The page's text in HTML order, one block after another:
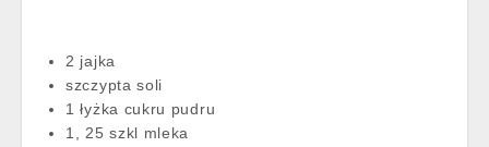
2 jajka
szczypta soli
1 łyżka cukru pudru
1, 25 szkl mleka